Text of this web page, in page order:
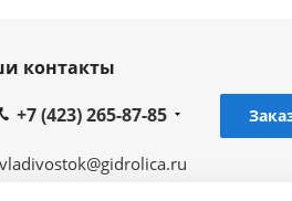
контакты
+7 (423) 265-87-85
vladivostok@gidrolica.ru